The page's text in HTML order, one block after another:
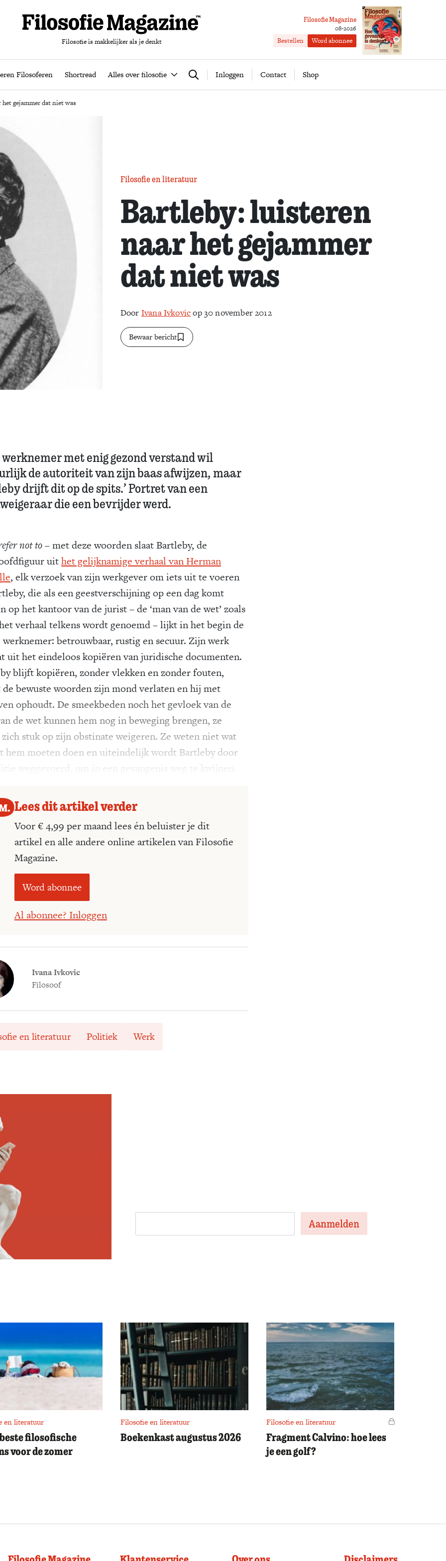
Filosofie is makkelijker als je denkt
Filosofie Magazine
08-2026
Bestellen Word abonnee
Filosoferen Shortread Alles over filosofie Zoeken Inloggen Contact Shop
Podcast Leren Filosoferen Shortread Alles over filosofie Word abonnee
gejammer dat niet was
Filosofie en literatuur
Bartleby: luisteren
naar het gejammer
dat niet was
Door Ivana Ivkovicop 30 november 2012
Bewaar bericht
werknemer met enig gezond verstand wil
de autoriteit van zijn baas afwijzen, maar
drijft dit op de spits.’ Portret van een
die een bevrijder werd.
not to– met deze woorden slaat Bartleby, de
uithet gelijknamige verhaal van Herman
, elk verzoek van zijn werkgever om iets uit te voeren
die als een geestverschijning op een dag komt
op het kantoor van de jurist – de ‘man van de wet’ zoals
verhaal telkens wordt genoemd – lijkt in het begin de
werknemer: betrouwbaar, rustig en secuur. Zijn werk
uit het eindeloos kopiëren van juridische documenten.
blijft kopiëren, zonder vlekken en zonder fouten,
bewuste woorden zijn mond verlaten en hij met
ophoudt. De smeekbeden noch het gevloek van de
de wet kunnen hem nog in beweging brengen, ze
stuk op zijn obstinate weigeren. Ze weten niet wat
hem moeten doen en uiteindelijk wordt Bartleby door
weggevoerd, om in een gevangenis weg te kwijnen.
Lees dit artikel verder
Voor € 4,99 per maand lees én beluister je dit
artikel en alle andere online artikelen van Filosofie
Magazine.
Word abonnee
Al abonnee? Inloggen
Ivana Ivkovic
Filosoof
en literatuur Politiek Werk
en literatuur
filosofische
voor de zomer
Filosofie en literatuur
Boekenkast augustus 2026
Filosofie en literatuur Voor leden
Fragment Calvino: hoe lees
je een golf?